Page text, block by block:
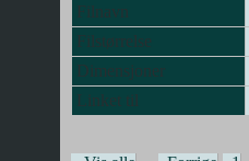
Filnavn
Filstørrelse
Dimensjoner
Linket til